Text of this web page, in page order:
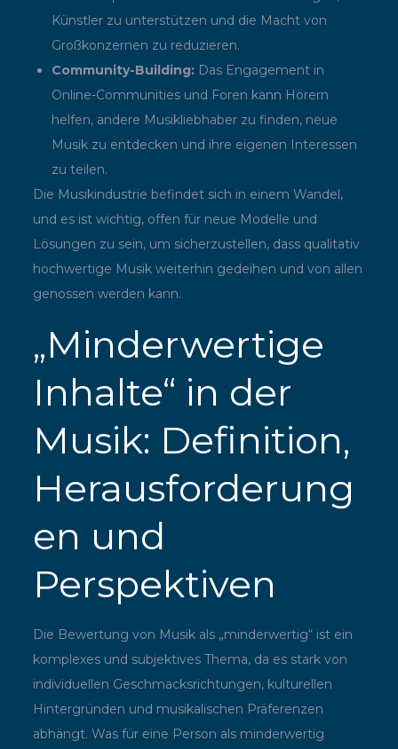
Künstler zu unterstützen und die Macht von
Großkonzernen zu reduzieren.
Community-Building: Das Engagement in
Online-Communities und Foren kann Hörern
helfen, andere Musikliebhaber zu finden, neue
Musik zu entdecken und ihre eigenen Interessen
zu teilen.
Die Musikindustrie befindet sich in einem Wandel,
und es ist wichtig, offen für neue Modelle und
Lösungen zu sein, um sicherzustellen, dass qualitativ
hochwertige Musik weiterhin gedeihen und von allen
genossen werden kann.
„Minderwertige
Inhalte“ in der
Musik: Definition,
Herausforderung
en und
Perspektiven
Die Bewertung von Musik als „minderwertig“ ist ein
komplexes und subjektives Thema, da es stark von
individuellen Geschmacksrichtungen, kulturellen
Hintergründen und musikalischen Präferenzen
abhängt. Was für eine Person als minderwertig